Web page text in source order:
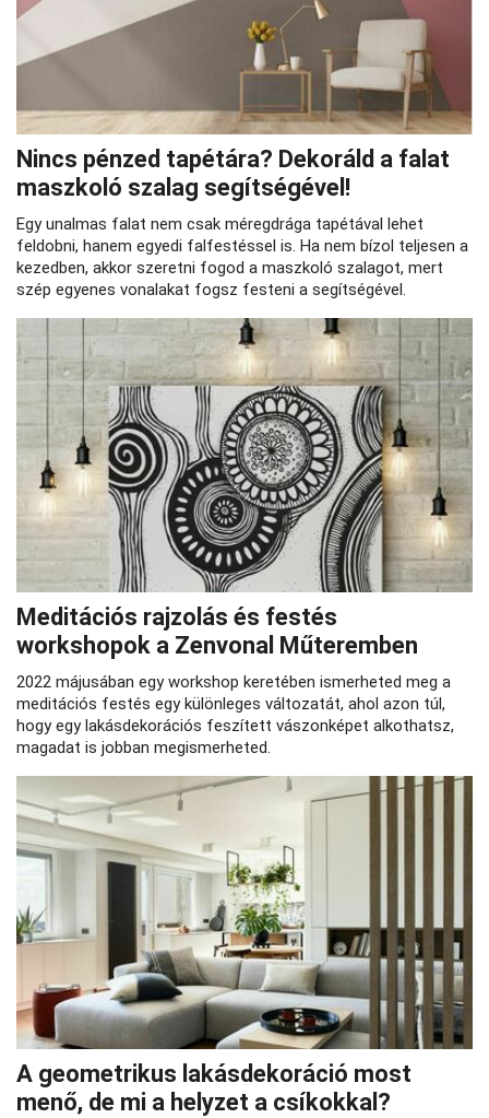
Nincs pénzed tapétára? Dekoráld a falat
maszkoló szalag segítségével!
Egy unalmas falat nem csak méregdrága tapétával lehet
feldobni, hanem egyedi falfestéssel is. Ha nem bízol teljesen a
kezedben, akkor szeretni fogod a maszkoló szalagot, mert
szép egyenes vonalakat fogsz festeni a segítségével.
Meditációs rajzolás és festés
workshopok a Zenvonal Műteremben
2022 májusában egy workshop keretében ismerheted meg a
meditációs festés egy különleges változatát, ahol azon túl,
hogy egy lakásdekorációs feszített vászonképet alkothatsz,
magadat is jobban megismerheted.
A geometrikus lakásdekoráció most
menő, de mi a helyzet a csíkokkal?